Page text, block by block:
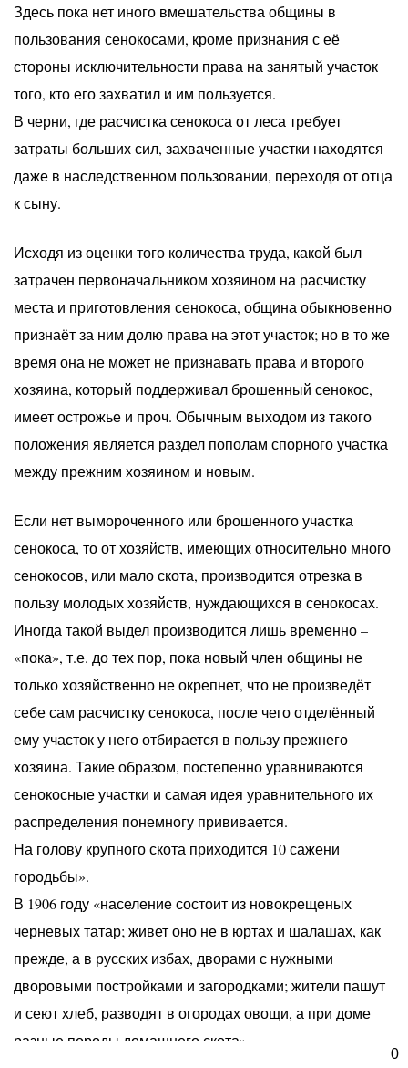
Здесь пока нет иного вмешательства общины в
пользования сенокосами, кроме признания с её
стороны исключительности права на занятый участок
того, кто его захватил и им пользуется.
В черни, где расчистка сенокоса от леса требует
затраты больших сил, захваченные участки находятся
даже в наследственном пользовании, переходя от отца
к сыну.
Исходя из оценки того количества труда, какой был
затрачен первоначальником хозяином на расчистку
места и приготовления сенокоса, община обыкновенно
признаёт за ним долю права на этот участок; но в то же
время она не может не признавать права и второго
хозяина, который поддерживал брошенный сенокос,
имеет острожье и проч. Обычным выходом из такого
положения является раздел пополам спорного участка
между прежним хозяином и новым.
Если нет вымороченного или брошенного участка
сенокоса, то от хозяйств, имеющих относительно много
сенокосов, или мало скота, производится отрезка в
пользу молодых хозяйств, нуждающихся в сенокосах.
Иногда такой выдел производится лишь временно –
«пока», т.е. до тех пор, пока новый член общины не
только хозяйственно не окрепнет, что не произведёт
себе сам расчистку сенокоса, после чего отделённый
ему участок у него отбирается в пользу прежнего
хозяина. Такие образом, постепенно уравниваются
сенокосные участки и самая идея уравнительного их
распределения понемногу прививается.
На голову крупного скота приходится 10 сажени
городьбы».
В 1906 году «население состоит из новокрещеных
черневых татар; живет оно не в юртах и шалашах, как
прежде, а в русских избах, дворами с нужными
дворовыми постройками и загородками; жители пашут
и сеют хлеб, разводят в огородах овощи, а при доме
разные породы домашнего скота».
0